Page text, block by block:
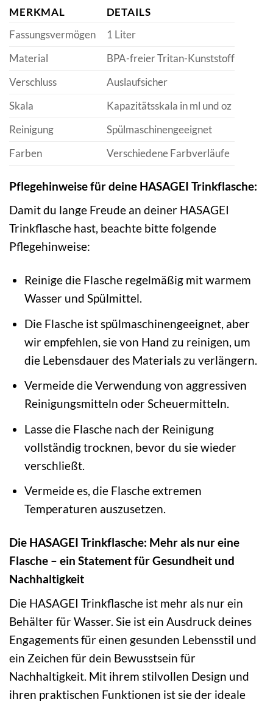
MERKMAL
DETAILS
Fassungsvermögen
1 Liter
Material
BPA-freier Tritan-Kunststoff
Verschluss
Auslaufsicher
Skala
Kapazitätsskala in ml und oz
Reinigung
Spülmaschinengeeignet
Farben
Verschiedene Farbverläufe
Pflegehinweise für deine HASAGEI Trinkflasche:
Damit du lange Freude an deiner HASAGEI
Trinkflasche hast, beachte bitte folgende
Pflegehinweise:
Reinige die Flasche regelmäßig mit warmem
Wasser und Spülmittel.
Die Flasche ist spülmaschinengeeignet, aber
wir empfehlen, sie von Hand zu reinigen, um
die Lebensdauer des Materials zu verlängern.
Vermeide die Verwendung von aggressiven
Reinigungsmitteln oder Scheuermitteln.
Lasse die Flasche nach der Reinigung
vollständig trocknen, bevor du sie wieder
verschließt.
Vermeide es, die Flasche extremen
Temperaturen auszusetzen.
Die HASAGEI Trinkflasche: Mehr als nur eine
Flasche – ein Statement für Gesundheit und
Nachhaltigkeit
Die HASAGEI Trinkflasche ist mehr als nur ein
Behälter für Wasser. Sie ist ein Ausdruck deines
Engagements für einen gesunden Lebensstil und
ein Zeichen für dein Bewusstsein für
Nachhaltigkeit. Mit ihrem stilvollen Design und
ihren praktischen Funktionen ist sie der ideale